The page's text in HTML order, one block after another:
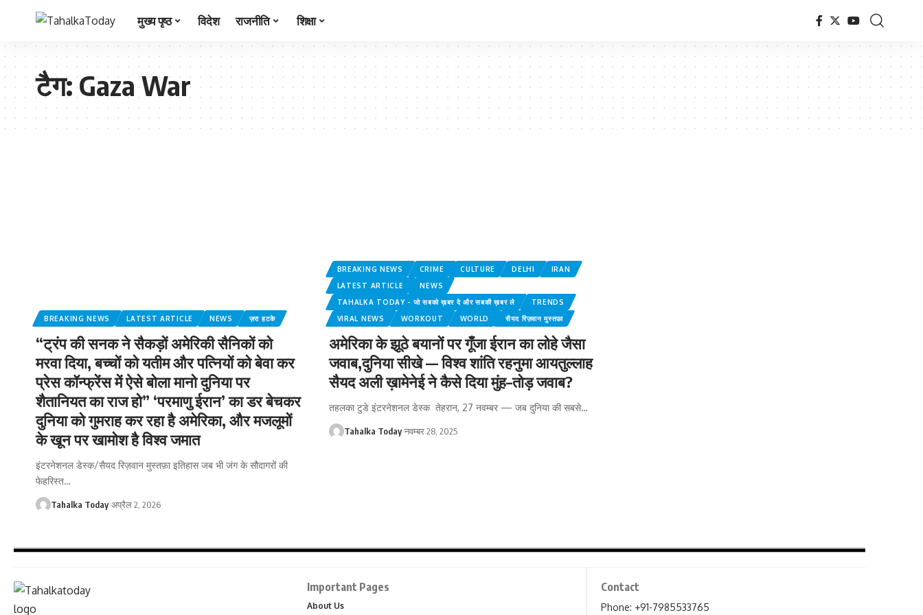
मुख्य पृष्ठ विदेश राजनीति शिक्षा
टैग:Gaza War
BREAKING NEWS LATEST ARTICLE NEWS ज़रा हटके
“ट्रंप की सनक ने सैकड़ों अमेरिकी सैनिकों को
मरवा दिया, बच्चों को यतीम और पत्नियों को बेवा कर
प्रेस कॉन्फ्रेंस में ऐसे बोला मानो दुनिया पर
शैतानियत का राज हो” ‘परमाणु ईरान’ का डर बेचकर
दुनिया को गुमराह कर रहा है अमेरिका, और मजलूमों
के खून पर खामोश है विश्व जमात
इंटरनेशनल डेस्क/सैयद रिज़वान मुस्तफ़ा इतिहास जब भी जंग के सौदागरों की
फेहरिस्त…
Tahalka Today अप्रैल 2, 2026
BREAKING NEWS CRIME CULTURE DELHI
IRAN
LATEST ARTICLE
NEWS
TAHALKA TODAY - जो सबको ख़बर दे और सबकी ख़बर ले
TRENDS
VIRAL NEWS
WORKOUT WORLD सैयद रिज़वान मुस्तफ़ा
अमेरिका के झूठे बयानों पर गूँजा ईरान का लोहे जैसा
जवाब,दुनिया सीखे — विश्व शांति रहनुमा आयतुल्लाह
सैयद अली ख़ामेनेई ने कैसे दिया मुंह–तोड़ जवाब?
तहलका टुडे इंटरनेशनल डेस्क तेहरान, 27 नवम्बर — जब दुनिया की सबसे…
Tahalka Today नवम्बर 28, 2025
Important Pages
About Us
Contact
Phone: +91-7985533765